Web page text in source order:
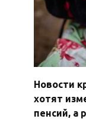
Новости
хотят
пенсий, а